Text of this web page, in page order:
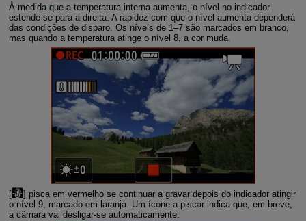
À medida que a temperatura interna aumenta, o nível no indicador
estende-se para a direita. A rapidez com que o nível aumenta dependerá
das condições de disparo. Os níveis de 1–7 são marcados em branco,
mas quando a temperatura atinge o nível 8, a cor muda.
[
] pisca em vermelho se continuar a gravar depois do indicador atingir
o nível 9, marcado em laranja. Um ícone a piscar indica que, em breve,
a câmara vai desligar-se automaticamente.